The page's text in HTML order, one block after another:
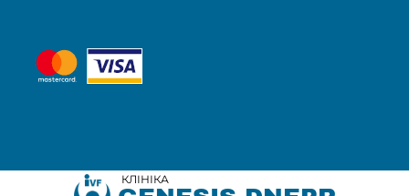
КЛІНІКА